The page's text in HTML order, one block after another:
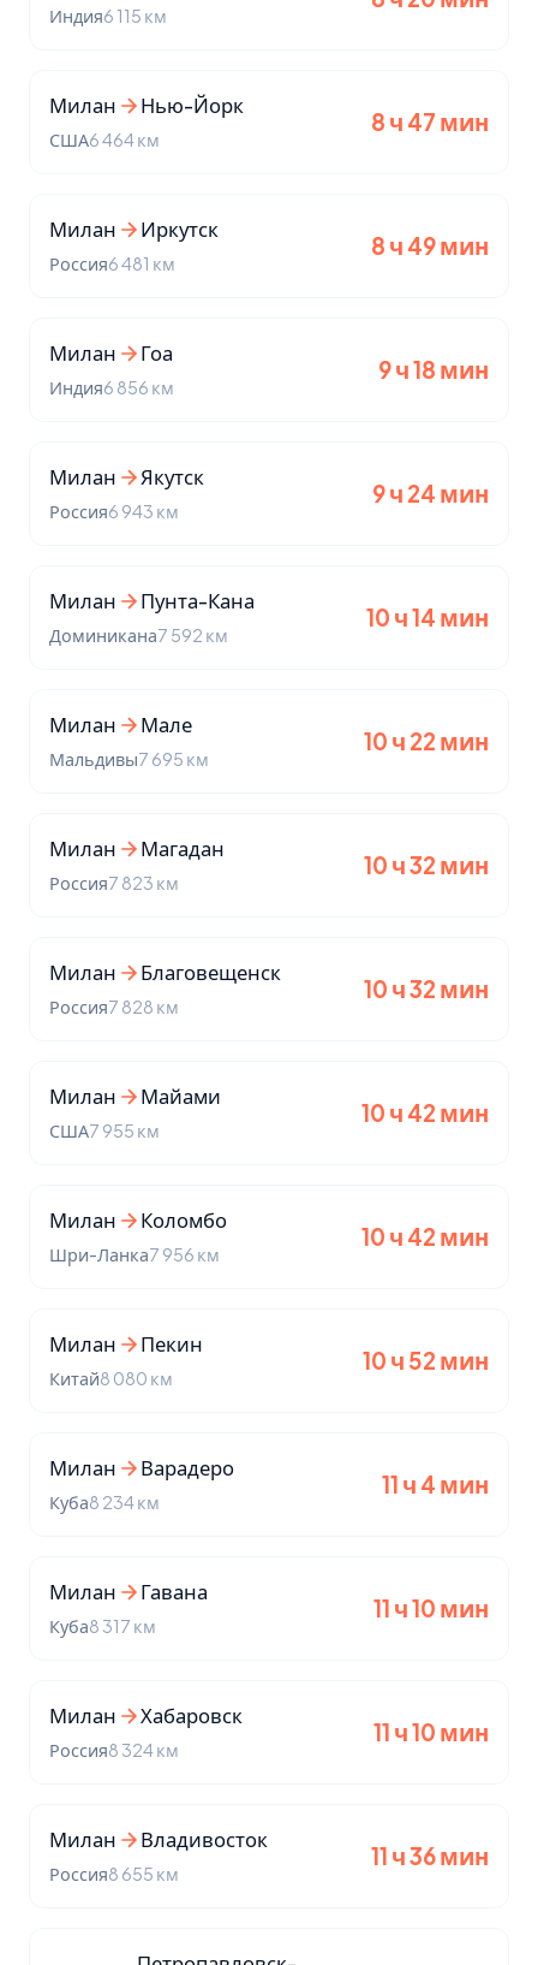
Индия6 115 км
Милан Нью-Йорк
США6 464 км
8 ч 47 мин
Милан Иркутск
Россия6 481 км
8 ч 49 мин
Милан Гоа
Индия6 856 км
9 ч 18 мин
Милан Якутск
Россия6 943 км
9 ч 24 мин
Милан Пунта-Кана
Доминикана7 592 км
10 ч 14 мин
Милан Мале
Мальдивы7 695 км
10 ч 22 мин
Милан Магадан
Россия7 823 км
10 ч 32 мин
Милан Благовещенск
Россия7 828 км
10 ч 32 мин
Милан Майами
США7 955 км
10 ч 42 мин
Милан Коломбо
Шри-Ланка7 956 км
10 ч 42 мин
Милан Пекин
Китай8 080 км
10 ч 52 мин
Милан Варадеро
Куба8 234 км
11 ч 4 мин
Милан Гавана
Куба8 317 км
11 ч 10 мин
Милан Хабаровск
Россия8 324 км
11 ч 10 мин
Милан Владивосток
Россия8 655 км
11 ч 36 мин